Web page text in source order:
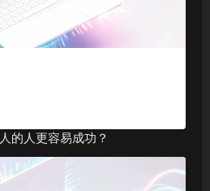
的人更容易成功？